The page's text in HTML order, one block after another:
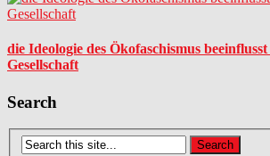
die Ideologie des Ökofaschismus
Gesellschaft
Search